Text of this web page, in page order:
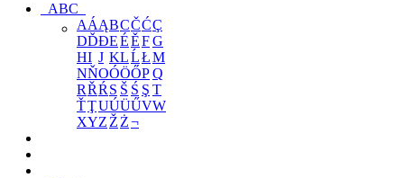
ABC
AÁĄBCČĆÇ
DĎĐEÉĚFG
HI J KLĹŁM
NŇOÓÖŐPQ
RŘŔ S Š Ś Ş T
ŤŢUÚÜŰVW
XYZ Ž Ż¬